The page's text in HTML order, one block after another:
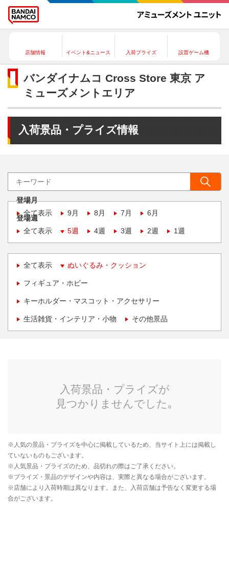
店舗情報 イベント&ニュース 入荷プライズ 設置ゲーム機
バンダイナムコ Cross Store 東京 ア
ミューズメントエリア
入荷景品・プライズ情報
登場月
全て表示
9月 8月 7月 6月
登場週
全て表示
5週 4週 3週 2週 1週
全て表示 ぬいぐるみ・クッション
フィギュア・ホビー
キーホルダー・マスコット・アクセサリー
生活雑貨・インテリア・小物 その他景品